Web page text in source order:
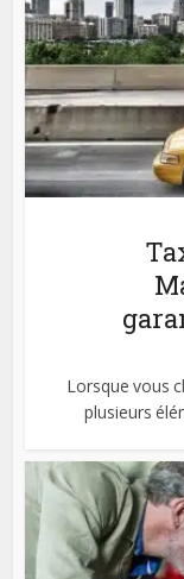
Lorsque vous
plusieurs